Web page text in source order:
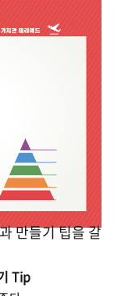
만들기 팁을 갈
Tip